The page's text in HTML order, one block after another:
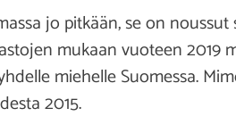
jo pitkään, se on
mukaan vuoteen 2019
miehelle Suomessa.
2015.